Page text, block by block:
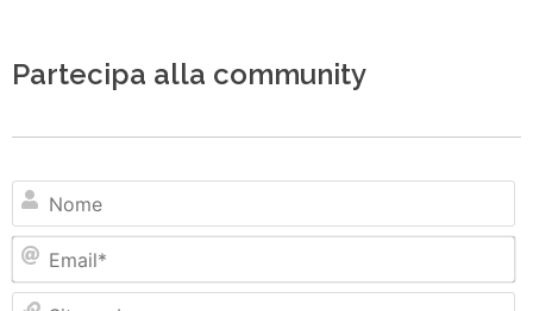
Partecipa alla community